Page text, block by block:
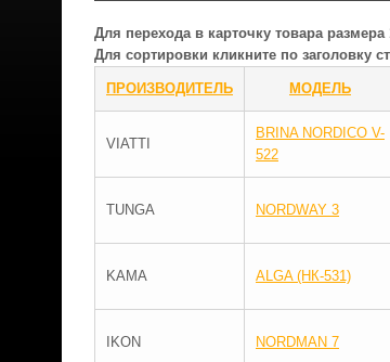
Для перехода в карточку товара
Для сортировки кликните по заголовку
ПРОИЗВОДИТЕЛЬ МОДЕЛЬ
VIATTI
BRINA NORDICO V-
522
TUNGA NORDWAY 3
KAMA ALGA (НК-531)
IKON NORDMAN 7